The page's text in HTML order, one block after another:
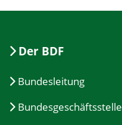
Der BDF
Bundesleitung
Bundesgeschäftsstelle